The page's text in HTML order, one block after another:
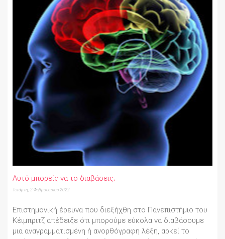
Αυτό μπορείς να το διαβάσεις;
Τετάρτη, 2 Φεβρουαρίου 2022
Επιστημονική έρευνα που διεξήχθη στο Πανεπιστήμιο του
Κέιμπριτζ απέδειξε ότι μπορούμε εύκολα να διαβάσουμε
μια αναγραμματισμένη ή ανορθόγραφη λέξη, αρκεί το